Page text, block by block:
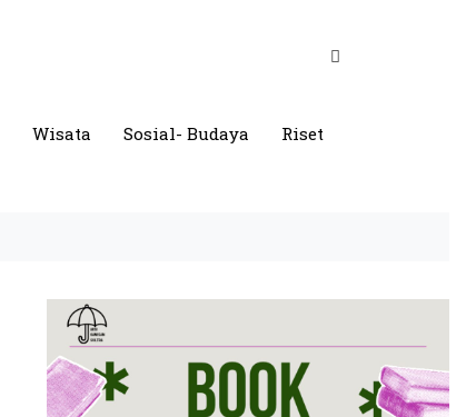
Wisata Sosial- Budaya Riset